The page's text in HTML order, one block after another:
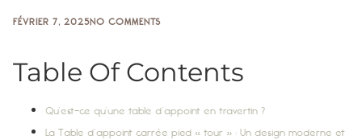
FÉVRIER 7, 2025NO COMMENTS
Table Of Contents
Qu’est-ce qu’une table d’appoint en travertin ?
La Table d’appoint carrée pied « tour » : Un design moderne et